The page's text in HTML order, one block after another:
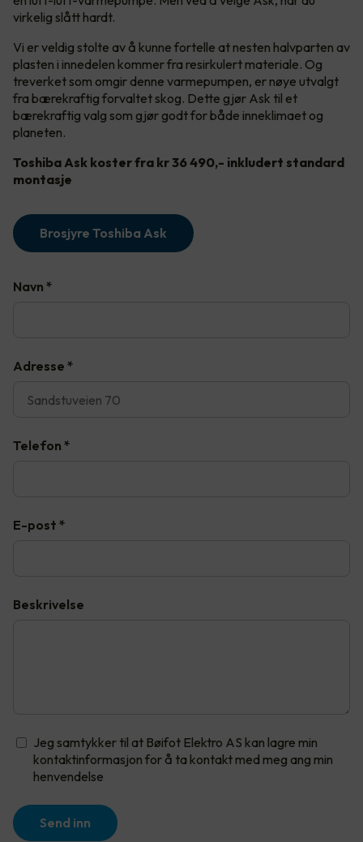
virkelig slått hardt.
Vi er veldig stolte av å kunne fortelle at nesten halvparten av
plasten i innedelen kommer fra resirkulert materiale. Og
treverket som omgir denne varmepumpen, er nøye utvalgt
fra bærekraftig forvaltet skog. Dette gjør Ask til et
bærekraftig valg som gjør godt for både inneklimaet og
planeten.
Toshiba Ask koster fra kr 36 490,- inkludert standard
montasje
Brosjyre Toshiba Ask
Navn *
Adresse *
Telefon *
E-post *
Beskrivelse
Jeg samtykker til at Bøifot Elektro AS kan lagre min
kontaktinformasjon for å ta kontakt med meg ang min
henvendelse
Send inn